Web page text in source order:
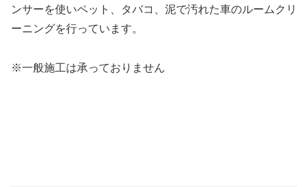
ンサーを使いペット、タバコ、泥で汚れた車のルームクリ
ーニングを行っています。
※一般施工は承っておりません